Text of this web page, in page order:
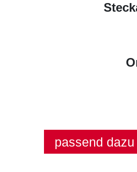
passend dazu